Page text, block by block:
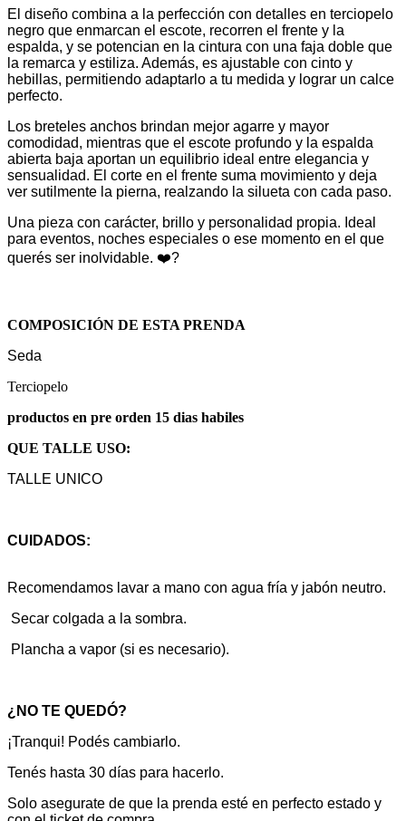
El diseño combina a la perfección con detalles en terciopelo
negro que enmarcan el escote, recorren el frente y la
espalda, y se potencian en la cintura con una faja doble que
la remarca y estiliza. Además, es ajustable con cinto y
hebillas, permitiendo adaptarlo a tu medida y lograr un calce
perfecto.
Los breteles anchos brindan mejor agarre y mayor
comodidad, mientras que el escote profundo y la espalda
abierta baja aportan un equilibrio ideal entre elegancia y
sensualidad. El corte en el frente suma movimiento y deja
ver sutilmente la pierna, realzando la silueta con cada paso.
Una pieza con carácter, brillo y personalidad propia. Ideal
para eventos, noches especiales o ese momento en el que
querés ser inolvidable. ❤️‍?
COMPOSICIÓN DE ESTA PRENDA
Seda
Terciopelo
productos en pre orden 15 dias habiles
QUE TALLE USO:
TALLE UNICO
CUIDADOS:
Recomendamos lavar a mano con agua fría y jabón neutro.
Secar colgada a la sombra.
Plancha a vapor (si es necesario).
¿NO TE QUEDÓ?
¡Tranqui! Podés cambiarlo.
Tenés hasta 30 días para hacerlo.
Solo asegurate de que la prenda esté en perfecto estado y